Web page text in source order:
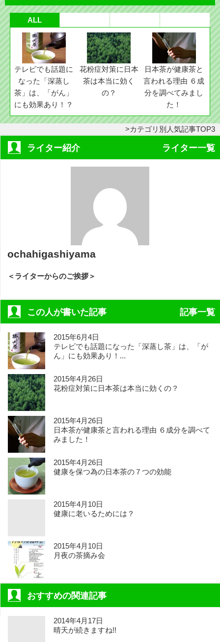
ALL
テレビでも話題に
なった「深蒸し
茶」は、「がん」
にも効果あり！？
花粉症対策に日本
茶は本当に効く
の？
日本茶が健康茶と
言われる理由 ６成
分を調べてみまし
た！
カテゴリ別人気記事TOP3
ライター紹介 ライター一覧
ochahigashiyama
＜ライターからのご挨拶＞
この人が書いた記事 記事一覧
2015年6月4日
テレビでも話題になった「深蒸し茶」は、「が
ん」にも効果あり！...
2015年4月26日
花粉症対策に日本茶は本当に効くの？
2015年4月26日
日本茶が健康茶と言われる理由 ６成分を調べて
みました！
2015年4月26日
健康を保つ為の日本茶の７つの効能
2015年4月10日
健康に老いるためには？
2015年4月10日
月夜の茶摘み会
おすすめの関連記事
2014年4月17日
晴天が続きますね!!